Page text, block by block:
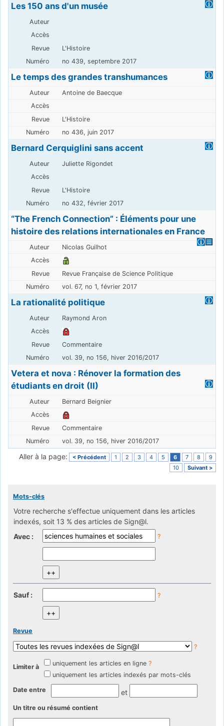
Les 150 ans d'un musée
L'Histoire
no 439, septembre 2017
Le temps des grandes transhumances
Antoine de Baecque
L'Histoire
no 436, juin 2017
Bernard Cerquiglini sans accent
Juliette Rigondet
L'Histoire
no 432, février 2017
“The French Connection” : Éléments pour une
histoire des relations internationales en France
Nicolas Guilhot
Revue Française de Science Politique
vol. 67, no 1, février 2017
La rationalité politique
Raymond Aron
Commentaire
vol. 39, no 156, hiver 2016/2017
Vetera et nova : Rénover la formation des
étudiants en droit (II)
Bernard Beignier
Commentaire
vol. 39, no 156, hiver 2016/2017
Aller à la page: < Précédent 1 2 3 4 5 6 7 8
9
10
Suivant >
Mots-clés
Votre recherche s'effectue uniquement dans les articles
indexés, soit 13 % des articles de Sign@l.
Avec :
?
Sauf : ?
Revue
?
Limiter à uniquement les articles en ligne ?
uniquement les articles indexés par mots-clés
Date entre et
Un titre ou résumé contient